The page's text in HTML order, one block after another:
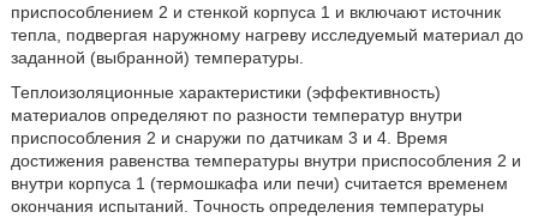
приспособлением 2 и стенкой корпуса 1 и включают источник
тепла, подвергая наружному нагреву исследуемый материал до
заданной (выбранной) температуры.
Теплоизоляционные характеристики (эффективность)
материалов определяют по разности температур внутри
приспособления 2 и снаружи по датчикам 3 и 4. Время
достижения равенства температуры внутри приспособления 2 и
внутри корпуса 1 (термошкафа или печи) считается временем
окончания испытаний. Точность определения температуры